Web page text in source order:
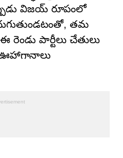
విజయ్ రూపంలో
తమ
పార్టీలు చేతులు
ఊహాగానాలు